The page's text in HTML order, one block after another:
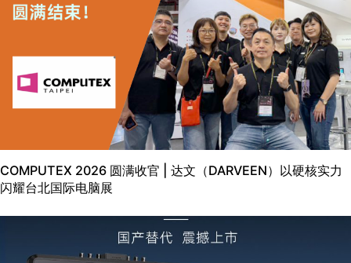
COMPUTEX 2026 圆满收官 | 达文（DARVEEN）以硬核实力
闪耀台北国际电脑展